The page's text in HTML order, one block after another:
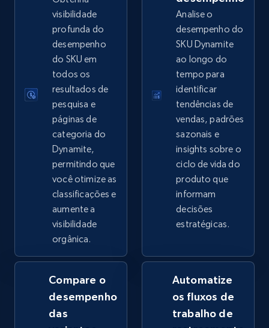
eBay - Collect records by category
URL, Product id, Title, Seller name, Seller rating,
Seller reviews, Breadcrumbs, Root category, and
more.
2.5K+ 359+ Comece agora
Google Shopping
URL, Product id, Title, Product description,
Rating, Reviews count, Images, Variations, and
more.
visibilidade
profunda do
desempenho
do SKU em
todos os
resultados de
pesquisa e
páginas de
categoria do
Dynamite,
permitindo que
você otimize as
classificações e
aumente a
visibilidade
orgânica.
Analise o
desempenho do
SKU Dynamite
ao longo do
tempo para
identificar
tendências de
vendas, padrões
sazonais e
insights sobre o
ciclo de vida do
produto que
informam
decisões
estratégicas.
Compare o
desempenho
das
Automatize
os fluxos de
trabalho de